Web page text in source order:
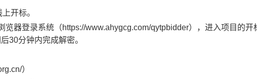
开标。
览器登录系统（https://www.ahygcg.com/qytpbidder），进入项目的开
30分钟内完成解密。
）